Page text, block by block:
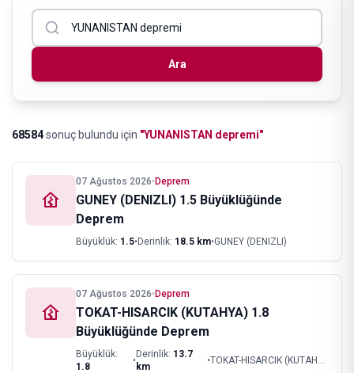
Ara
68584sonuç bulundu için "YUNANISTAN depremi"
07 Ağustos 2026• Deprem
GUNEY (DENIZLI) 1.5 Büyüklüğünde
Deprem
Büyüklük: 1.5•Derinlik: 18.5 km•GUNEY (DENIZLI)
07 Ağustos 2026• Deprem
TOKAT-HISARCIK (KUTAHYA) 1.8
Büyüklüğünde Deprem
Büyüklük:
1.8
•
Derinlik: 13.7
km
• TOKAT-HISARCIK (KUTAHYA)